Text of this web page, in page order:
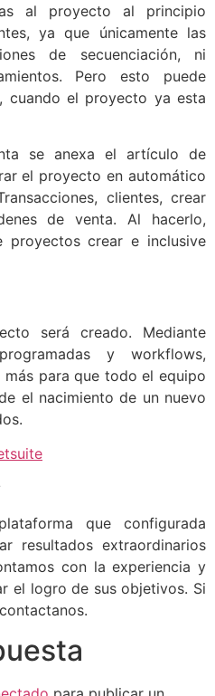
al proyecto al principio
ya que únicamente las
de secuenciación, ni
Pero esto puede
cuando el proyecto ya esta
se anexa el artículo de
el proyecto en automático
clientes, crear
de venta. Al hacerlo,
proyectos crear e inclusive
será creado. Mediante
y workflows,
para que todo el equipo
el nacimiento de un nuevo
que configurada
resultados extraordinarios
con la experiencia y
el logro de sus objetivos. Si